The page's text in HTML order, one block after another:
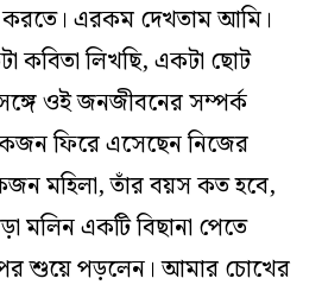
এরকম দেখতাম আমি।
কবিতা লিখছি, একটা ছোট
ওই জনজীবনের সম্পর্ক
ফিরে এসেছেন নিজের
মহিলা, তাঁর বয়স কত হবে,
মলিন একটি বিছানা পেতে
শুয়ে পড়লেন। আমার চোখের